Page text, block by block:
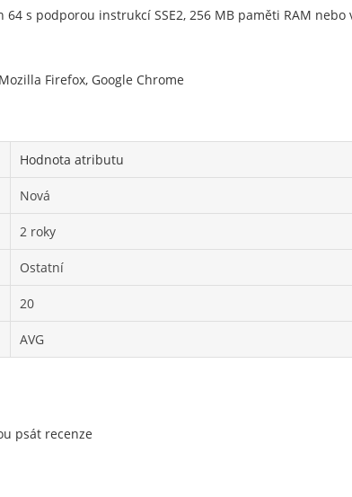
s podporou instrukcí SSE2, 256 MB paměti RAM
Firefox, Google Chrome
Hodnota atributu
Nová
2 roky
Ostatní
20
AVG
psát recenze